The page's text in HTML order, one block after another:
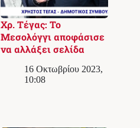
Χρ. Τέγας: Το
Μεσολόγγι αποφάσισε
να αλλάξει σελίδα
16 Οκτωβρίου 2023,
10:08